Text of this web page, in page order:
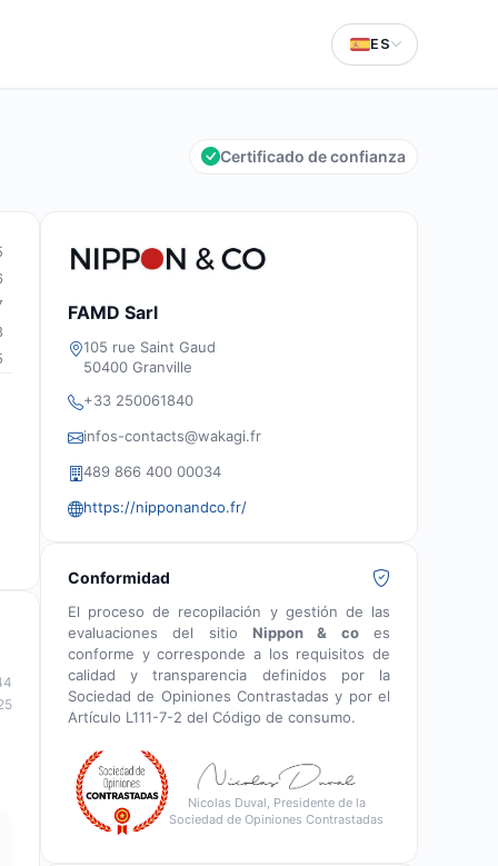
ES
Certificado de confianza
FAMD Sarl
105 rue Saint Gaud
50400 Granville
+33 250061840
infos-contacts@wakagi.fr
489 866 400 00034
https://nipponandco.fr/
Conformidad
El proceso de recopilación y gestión de las
evaluaciones del sitio Nippon & coes
conforme y corresponde a los requisitos de
calidad y transparencia definidos por la
Sociedad de Opiniones Contrastadas y por el
Artículo L111-7-2 del Código de consumo.
Nicolas Duval, Presidente de la
Sociedad de Opiniones Contrastadas